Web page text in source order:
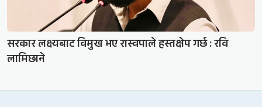
सरकार लक्ष्यबाट विमुख भए रास्वपाले हस्तक्षेप गर्छ : रवि
लामिछाने